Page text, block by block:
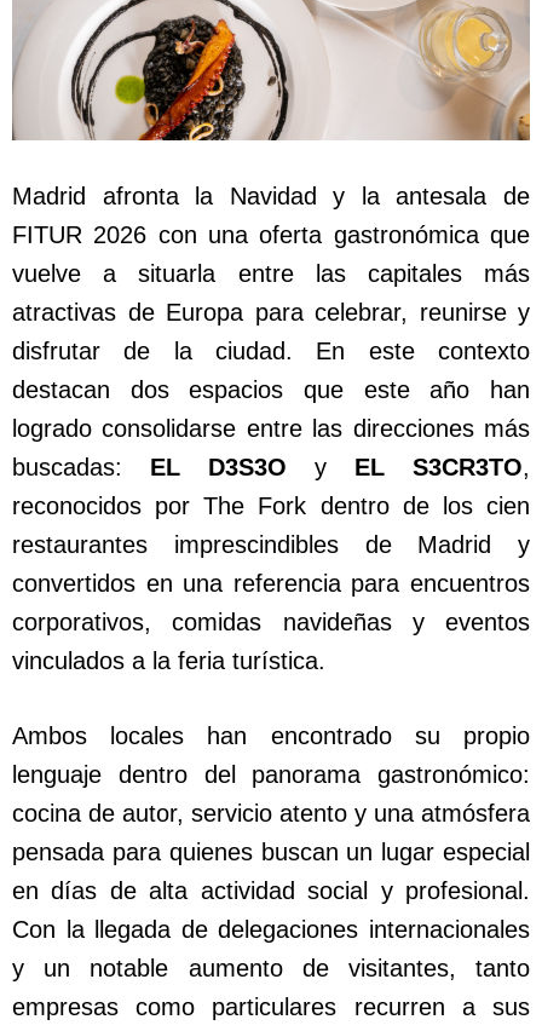
Madrid afronta la Navidad y la antesala de
FITUR 2026 con una oferta gastronómica que
vuelve a situarla entre las capitales más
atractivas de Europa para celebrar, reunirse y
disfrutar de la ciudad. En este contexto
destacan dos espacios que este año han
logrado consolidarse entre las direcciones más
buscadas: EL D3S3O y EL S3CR3TO,
reconocidos por The Fork dentro de los cien
restaurantes imprescindibles de Madrid y
convertidos en una referencia para encuentros
corporativos, comidas navideñas y eventos
vinculados a la feria turística.
Ambos locales han encontrado su propio
lenguaje dentro del panorama gastronómico:
cocina de autor, servicio atento y una atmósfera
pensada para quienes buscan un lugar especial
en días de alta actividad social y profesional.
Con la llegada de delegaciones internacionales
y un notable aumento de visitantes, tanto
empresas como particulares recurren a sus